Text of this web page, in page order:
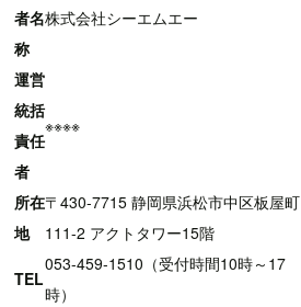
者名
称
株式会社シーエムエー
運営
統括
責任
者
※※※※
所在
地
〒430-7715 静岡県浜松市中区板屋町
111-2 アクトタワー15階
TEL
053-459-1510（受付時間10時～17
時）